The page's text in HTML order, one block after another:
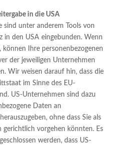
in die USA
sind unter anderem Tools von
in den USA eingebunden. Wenn
können Ihre personenbezogenen
der jeweiligen Unternehmen
Wir weisen darauf hin, dass die
im Sinne des EU-
US-Unternehmen sind dazu
Daten an
ohne dass Sie als
gerichtlich vorgehen könnten. Es
werden, dass US-